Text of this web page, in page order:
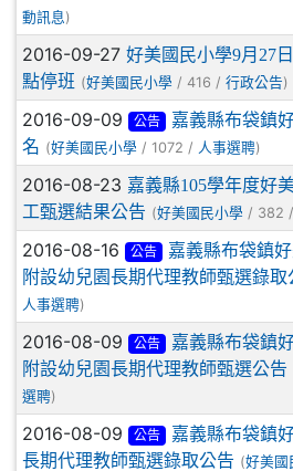
動訊息 )
2016-09-27 好美國民小學9月27
點停班 (好美國民小學 / 416 / 行政公告)
2016-09-09 公告
嘉義縣布袋鎮
名 (好美國民小學 / 1072 / 人事選聘)
2016-08-23 嘉義縣105學年度好
工甄選結果公告 (好美國民小學 / 382 /
2016-08-16 公告
嘉義縣布袋鎮
附設幼兒園長期代理教師甄選錄取
人事選聘)
2016-08-09 公告
嘉義縣布袋鎮
附設幼兒園長期代理教師甄選公告
選聘)
2016-08-09 公告
嘉義縣布袋鎮
長期代理教師甄選錄取公告 (好美國